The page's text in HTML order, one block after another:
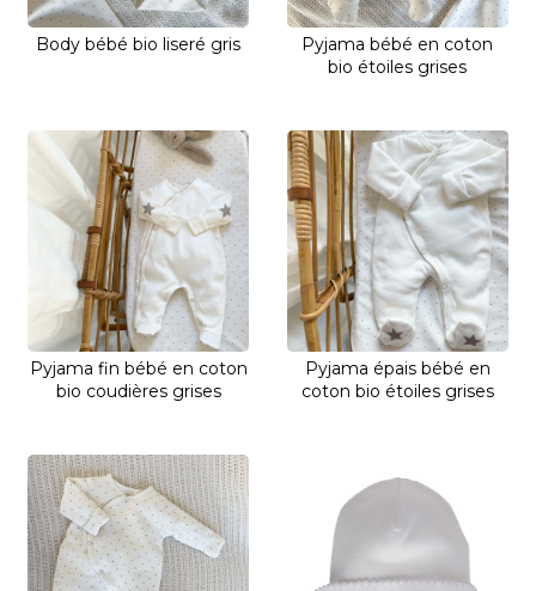
Body bébé bio liseré gris
Pyjama bébé en coton
bio étoiles grises
Pyjama fin bébé en coton
bio coudières grises
Pyjama épais bébé en
coton bio étoiles grises